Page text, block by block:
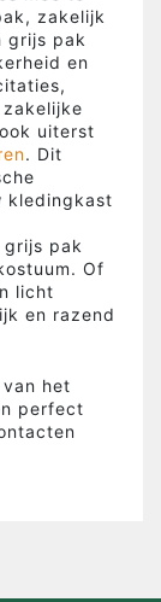
zakelijk
grijs pak
en
uiterst
. Dit
kledingkast
grijs pak
Of
licht
en razend
het
perfect